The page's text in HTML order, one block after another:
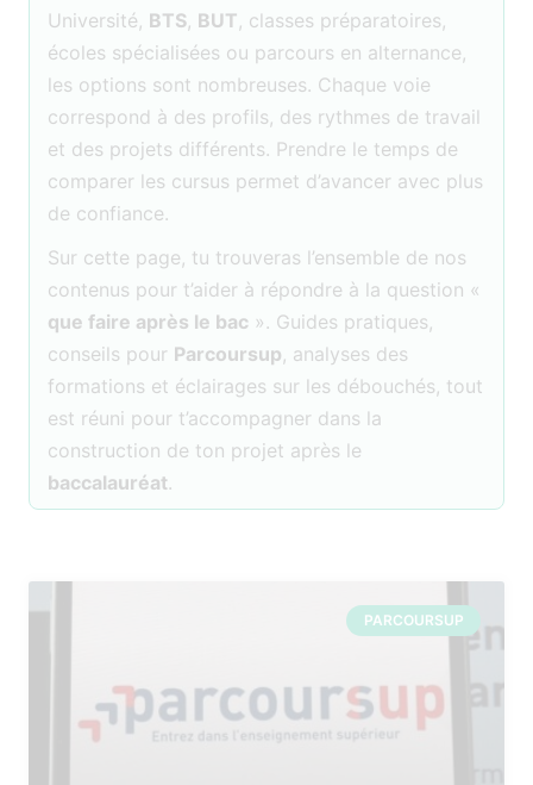
Université, BTS, BUT, classes préparatoires,
écoles spécialisées ou parcours en alternance,
les options sont nombreuses. Chaque voie
correspond à des profils, des rythmes de travail
et des projets différents. Prendre le temps de
comparer les cursus permet d’avancer avec plus
de confiance.
Sur cette page, tu trouveras l’ensemble de nos
contenus pour t’aider à répondre à la question «
que faire après le bac ». Guides pratiques,
conseils pour Parcoursup, analyses des
formations et éclairages sur les débouchés, tout
est réuni pour t’accompagner dans la
construction de ton projet après le
baccalauréat.
PARCOURSUP